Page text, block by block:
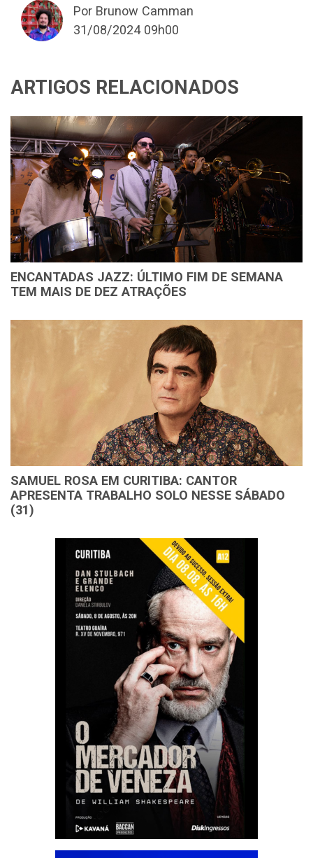
Por Brunow Camman
31/08/2024 09h00
ARTIGOS RELACIONADOS
ENCANTADAS JAZZ: ÚLTIMO FIM DE SEMANA
TEM MAIS DE DEZ ATRAÇÕES
SAMUEL ROSA EM CURITIBA: CANTOR
APRESENTA TRABALHO SOLO NESSE SÁBADO
(31)